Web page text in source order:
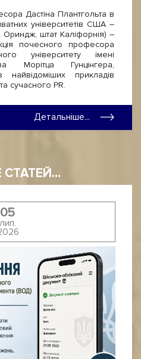
Дастіна Плантгольта в
університетів США –
Ориндж, штат Каліфорнія) –
почесного професора
університету імені
Морітца Гунцінгера,
прикладів
сучасного PR.
Детальніше...
СТАТЕЙ...
05
лип.